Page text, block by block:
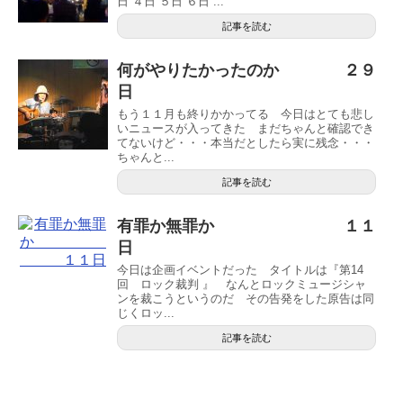
記事を読む
何がやりたかったのか ２９
日
もう１１月も終りかかってる 今日はとても悲し
いニュースが入ってきた まだちゃんと確認でき
てないけど・・・本当だとしたら実に残念・・・
ちゃんと...
記事を読む
有罪か無罪か １１
日
今日は企画イベントだった タイトルは『第14
回 ロック裁判 』 なんとロックミュージシャ
ンを裁こうというのだ その告発をした原告は同
じくロッ...
記事を読む